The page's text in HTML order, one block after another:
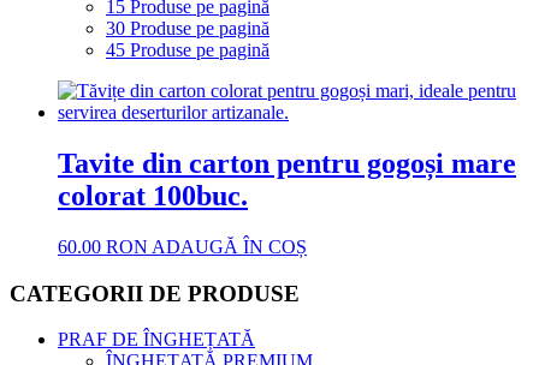
15 Produse pe pagină
30 Produse pe pagină
45 Produse pe pagină
Tavite din carton pentru gogoși mare
colorat 100buc.
60.00 RON ADAUGĂ ÎN COȘ
CATEGORII DE PRODUSE
PRAF DE ÎNGHEȚATĂ